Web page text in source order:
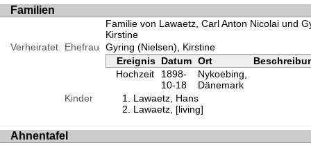
Familien
Familie von Lawaetz, Carl Anton Nicolai und
Kirstine
Verheiratet
Ehefrau
Gyring (Nielsen), Kirstine
Ereignis Datum Ort
Hochzeit
1898-
10-18
Nykoebing,
Dänemark
Kinder
Lawaetz, Hans
Lawaetz, [living]
Ahnentafel